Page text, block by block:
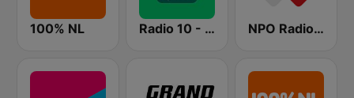
100% NL Radio 10 - Top 4000 NPO Radio 2